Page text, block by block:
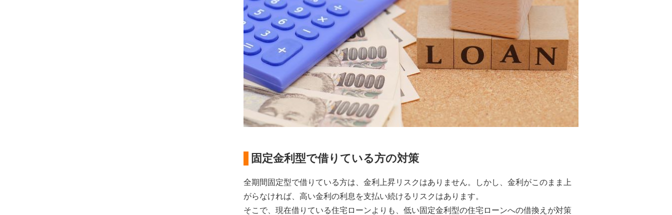
固定金利型で借りている方の対策
全期間固定型で借りている方は、金利上昇リスクはありません。しかし、金利がこのまま上
がらなければ、高い金利の利息を支払い続けるリスクはあります。
そこで、現在借りている住宅ローンよりも、低い固定金利型の住宅ローンへの借換えが対策